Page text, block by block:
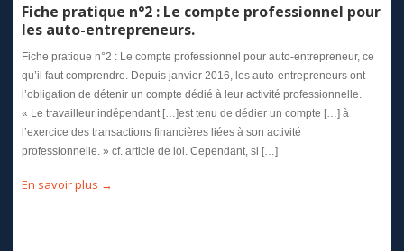
Fiche pratique n°2 : Le compte professionnel pour
les auto-entrepreneurs.
Fiche pratique n°2 : Le compte professionnel pour auto-entrepreneur, ce
qu’il faut comprendre. Depuis janvier 2016, les auto-entrepreneurs ont
l’obligation de détenir un compte dédié à leur activité professionnelle.
« Le travailleur indépendant […]est tenu de dédier un compte […] à
l’exercice des transactions financières liées à son activité
professionnelle. » cf. article de loi. Cependant, si […]
En savoir plus →